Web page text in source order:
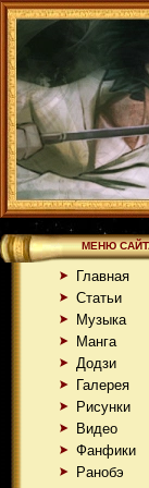
МЕНЮ
Главная
Статьи
Музыка
Манга
Додзи
Галерея
Рисунки
Видео
Фанфики
Ранобэ